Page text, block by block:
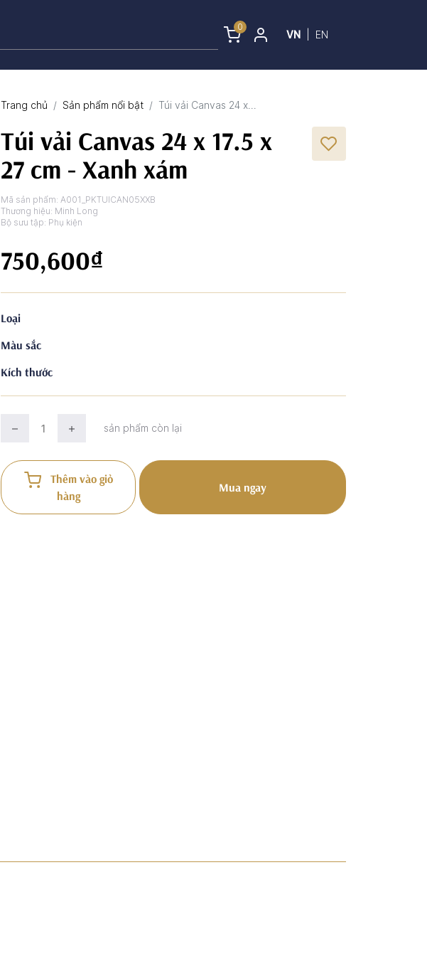
0
VN EN
Trang chủ Sản phẩm nổi bật Túi vải Canvas 24 x...
Túi vải Canvas 24 x 17.5 x
27 cm - Xanh xám
Mã sản phẩm:A001_PKTUICAN05XXB
Thương hiệu: Minh Long
Bộ sưu tập: Phụ kiện
750,600₫
Loại
Màu sắc
Kích thước
sản phẩm còn lại
Thêm vào giỏ
hàng
Mua ngay